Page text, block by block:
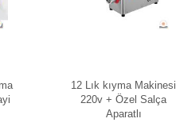
12 Lık kıyma Makinesi
220v + Özel Salça
Aparatlı